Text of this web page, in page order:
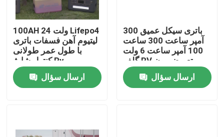
دربارهی ما
100AH ​​24 ولت Lifepo4
لیتیوم آهن فسفات باتری
با طول عمر طولانی
کنترل شارژ Rv
ارسال سؤال
باتری سیکل عمیق 300
آمپر ساعت 300 ساعت
100 آمپر ساعت 6 ولت
گلف RV تعویض یون
لیتیوم
ارسال سؤال